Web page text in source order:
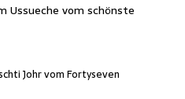
Ussueche vom schönste
Johr vom Fortyseven